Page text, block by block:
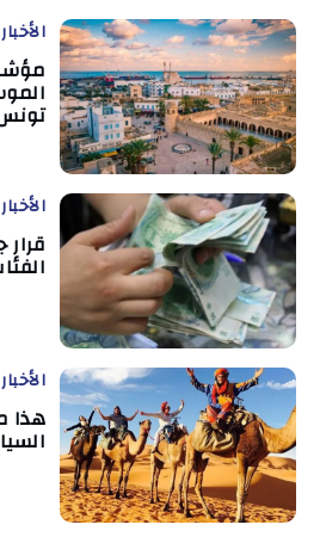
الأخبار
الأخبار
الأخبار
هذا